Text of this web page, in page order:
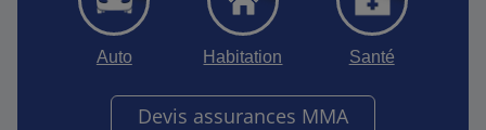
Auto Habitation Santé
Devis assurances MMA